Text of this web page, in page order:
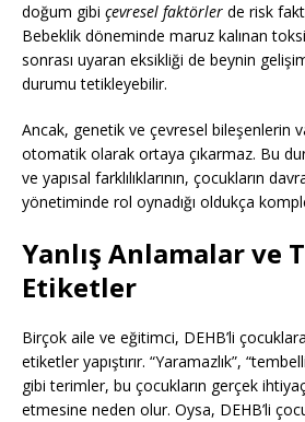
doğum gibi çevresel faktörler de risk
Bebeklik döneminde maruz kalınan
sonrası uyaran eksikliği de beynin
durumu tetikleyebilir.
Ancak, genetik ve çevresel bileşenlerin
otomatik olarak ortaya çıkarmaz. Bu
ve yapısal farklılıklarının, çocukların
yönetiminde rol oynadığı oldukça
Yanlış Anlamalar ve
Etiketler
Birçok aile ve eğitimci, DEHB’li
etiketler yapıştırır. “Yaramazlık”,
gibi terimler, bu çocukların gerçek
etmesine neden olur. Oysa, DEHB’li